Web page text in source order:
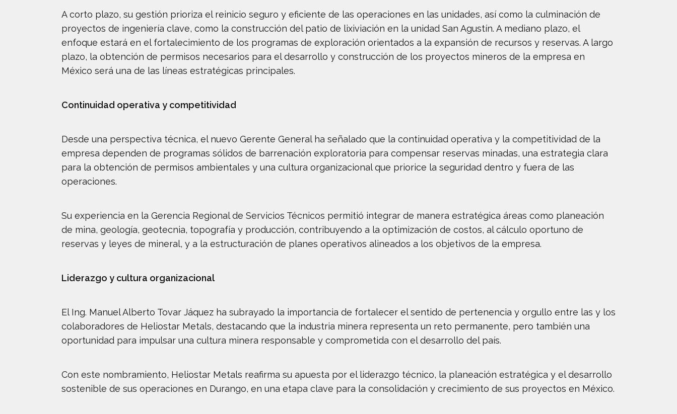
A corto plazo, su gestión prioriza el reinicio seguro y eficiente de las operaciones en las unidades, así como la culminación de
proyectos de ingeniería clave, como la construcción del patio de lixiviación en la unidad San Agustín. A mediano plazo, el
enfoque estará en el fortalecimiento de los programas de exploración orientados a la expansión de recursos y reservas. A largo
plazo, la obtención de permisos necesarios para el desarrollo y construcción de los proyectos mineros de la empresa en
México será una de las líneas estratégicas principales.
Continuidad operativa y competitividad
Desde una perspectiva técnica, el nuevo Gerente General ha señalado que la continuidad operativa y la competitividad de la
empresa dependen de programas sólidos de barrenación exploratoria para compensar reservas minadas, una estrategia clara
para la obtención de permisos ambientales y una cultura organizacional que priorice la seguridad dentro y fuera de las
operaciones.
Su experiencia en la Gerencia Regional de Servicios Técnicos permitió integrar de manera estratégica áreas como planeación
de mina, geología, geotecnia, topografía y producción, contribuyendo a la optimización de costos, al cálculo oportuno de
reservas y leyes de mineral, y a la estructuración de planes operativos alineados a los objetivos de la empresa.
Liderazgo y cultura organizacional
El Ing. Manuel Alberto Tovar Jáquez ha subrayado la importancia de fortalecer el sentido de pertenencia y orgullo entre las y los
colaboradores de Heliostar Metals, destacando que la industria minera representa un reto permanente, pero también una
oportunidad para impulsar una cultura minera responsable y comprometida con el desarrollo del país.
Con este nombramiento, Heliostar Metals reafirma su apuesta por el liderazgo técnico, la planeación estratégica y el desarrollo
sostenible de sus operaciones en Durango, en una etapa clave para la consolidación y crecimiento de sus proyectos en México.